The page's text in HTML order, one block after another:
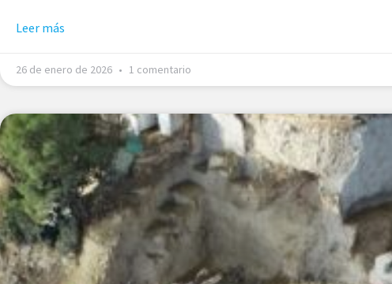
Leer más
26 de enero de 2026 1 comentario